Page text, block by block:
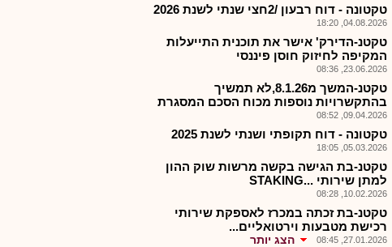
טקטונה - דוח רבעון /2חצי שנתי לשנת 2026
04.08.2026, 18:20
טקטנ-הדירק' אישר את תוכנית התייעלות
המקיפה לחיזוק חוסן פיננסי
23.06.2026, 08:36
טקטנ-המשך מ8.1.26,לא תמשיך
בהתקשרויות נוספות מכוח הסכם המסגרת
09.04.2026, 08:52
טקטונה - דוח תקופתי ושנתי לשנת 2025
05.03.2026, 18:05
טקטנ-בת הגישה בקשה מרשות שוק ההון
למתן שירותי ...STAKING
10.02.2026, 08:28
טקטנ-בת זכתה במכרז לאספקת שירותי
רכישת מטבעות וירטואליים...
27.01.2026, 08:45 הצג יותר